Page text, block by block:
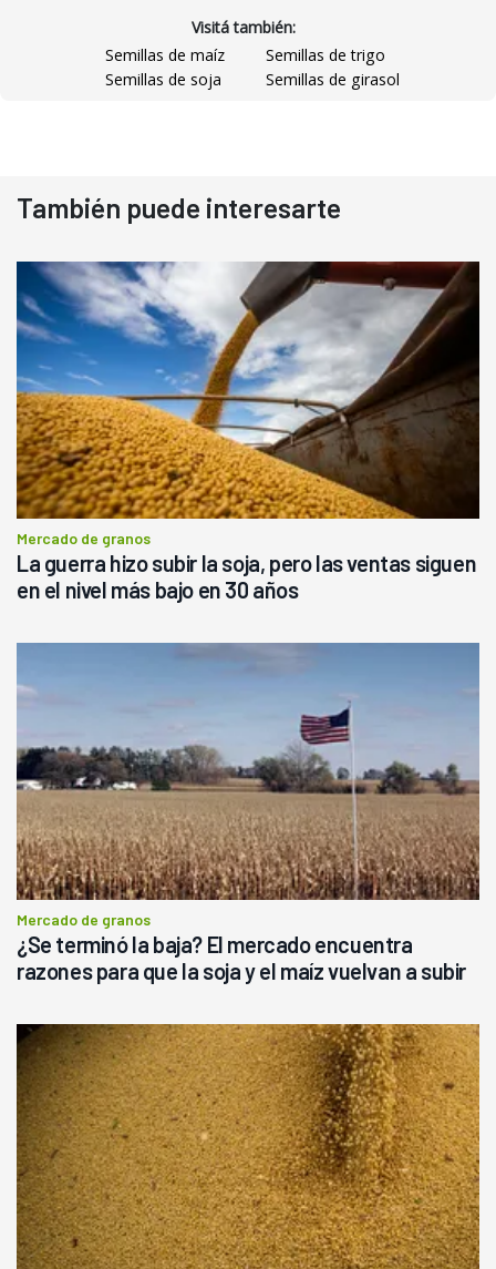
Visitá también:
Semillas de maíz
Semillas de trigo
Semillas de soja
Semillas de girasol
También puede interesarte
Mercado de granos
La guerra hizo subir la soja, pero las ventas siguen
en el nivel más bajo en 30 años
Mercado de granos
¿Se terminó la baja? El mercado encuentra
razones para que la soja y el maíz vuelvan a subir